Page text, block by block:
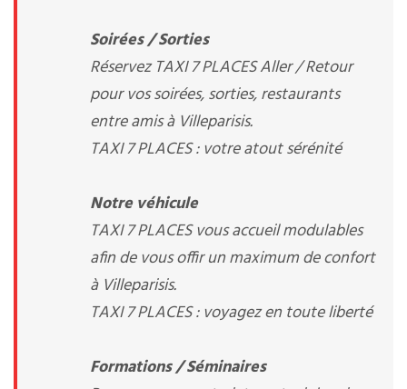
Soirées / Sorties
Réservez TAXI 7 PLACES Aller / Retour
pour vos soirées, sorties, restaurants
entre amis à Villeparisis.
TAXI 7 PLACES : votre atout sérénité
Notre véhicule
TAXI 7 PLACES vous accueil modulables
afin de vous offir un maximum de confort
à Villeparisis.
TAXI 7 PLACES : voyagez en toute liberté
Formations / Séminaires